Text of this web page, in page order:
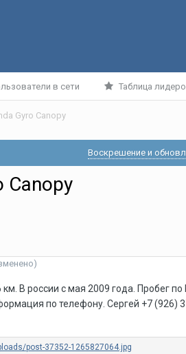
в сети Таблица
Gyro Canopy
Воскрешение и
Canopy
км. В россии с мая 2009 года. Пробег
по телефону. Сергей +7 (926)